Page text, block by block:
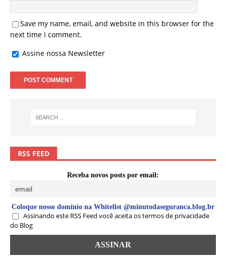
Save my name, email, and website in this browser for the
next time I comment.
Assine nossa Newsletter
RSS FEED
Receba novos posts por email:
Coloque nosso domínio na Whitelist @minutodaseguranca.blog.br
Assinando este RSS Feed você aceita os termos de privacidade
do Blog